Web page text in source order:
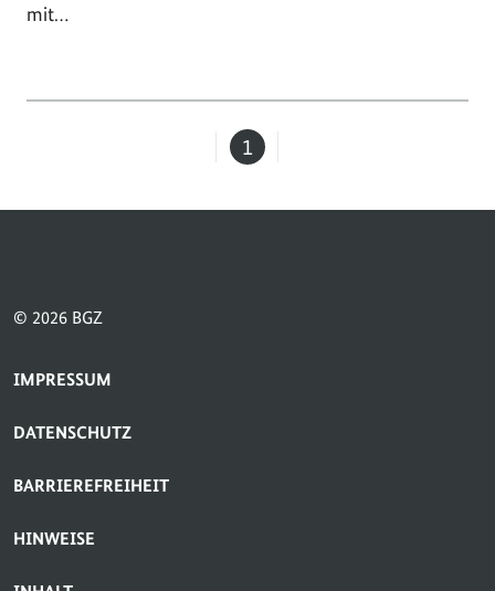
mit…
Seite
1
© 2026 BGZ
SERVICE-NAVIGATION FUSSBEREICH
IMPRESSUM
DATENSCHUTZ
BARRIEREFREIHEIT
HINWEISE